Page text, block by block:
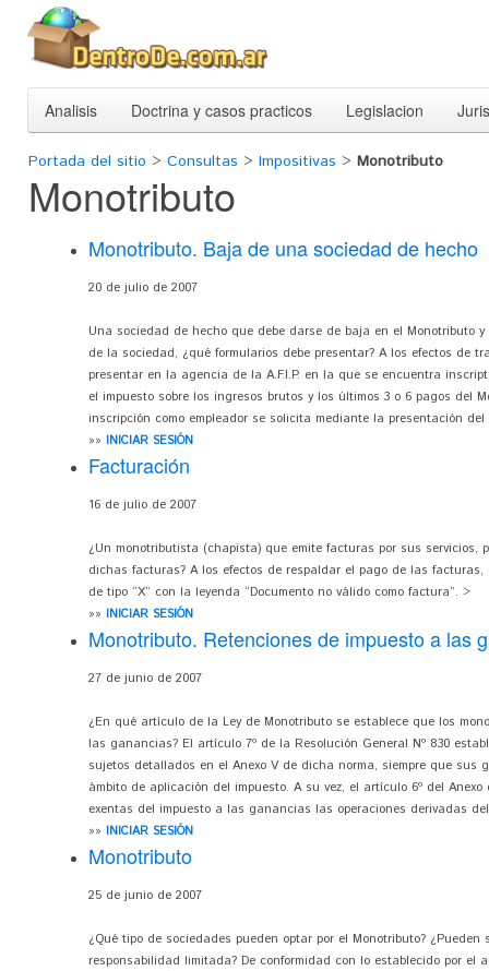
Analisis Doctrina y casos practicos Legislacion
Portada del sitio > Consultas > Impositivas > Monotributo
Monotributo
Monotributo. Baja de una sociedad de hecho
20 de julio de 2007
Una sociedad de hecho que debe darse de baja en el Monotributo
de la sociedad, ¿qué formularios debe presentar? A los efectos de
presentar en la agencia de la A.F.I.P. en la que se encuentra
el impuesto sobre los ingresos brutos y los últimos 3 o 6 pagos del
inscripción como empleador se solicita mediante la presentación del
»» INICIAR SESIÓN
Facturación
16 de julio de 2007
¿Un monotributista (chapista) que emite facturas por sus servicios,
dichas facturas? A los efectos de respaldar el pago de las
de tipo “X” con la leyenda “Documento no válido como factura”. >
»» INICIAR SESIÓN
Monotributo. Retenciones de impuesto a las
27 de junio de 2007
¿En qué artículo de la Ley de Monotributo se establece que los
las ganancias? El artículo 7º de la Resolución General Nº 830
sujetos detallados en el Anexo V de dicha norma, siempre que
ámbito de aplicación del impuesto. A su vez, el artículo 6º del
exentas del impuesto a las ganancias las operaciones derivadas
»» INICIAR SESIÓN
Monotributo
25 de junio de 2007
¿Qué tipo de sociedades pueden optar por el Monotributo?
responsabilidad limitada? De conformidad con lo establecido por el